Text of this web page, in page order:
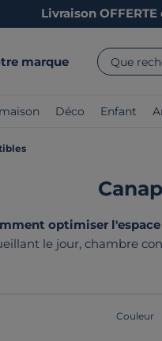
Livraison
marque Que
Déco Enfant
optimiser
le jour, chambre
Couleur